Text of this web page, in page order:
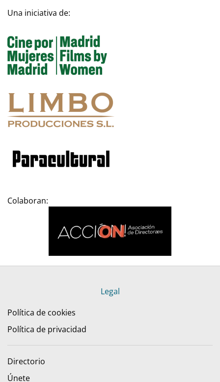
Una iniciativa de:
Colaboran:
Legal
Política de cookies
Política de privacidad
Directorio
Únete